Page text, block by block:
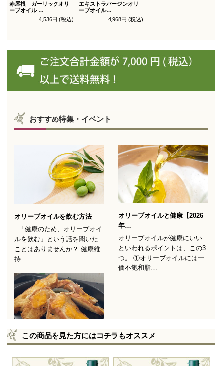
赤屋根 ガーリックオリ
ーブオイル
4,536円 (税込)
エキストラバージンオリ
ーブオイル
トルトサ 450g 1本箱入
（スペイン自社農園産）
4,968円 (税込)
この商品を見た方にはコチラもオススメ